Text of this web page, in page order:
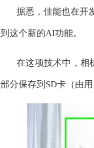
据悉，佳能也在开
到这个新的AI功能。
在这项技术中，相
部分保存到SD卡（由用